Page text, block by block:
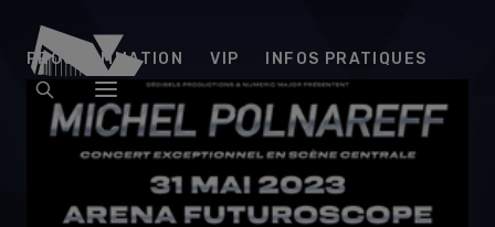
Arena
Futuroscope
PROGRAMMATION VIP INFOS PRATIQUES